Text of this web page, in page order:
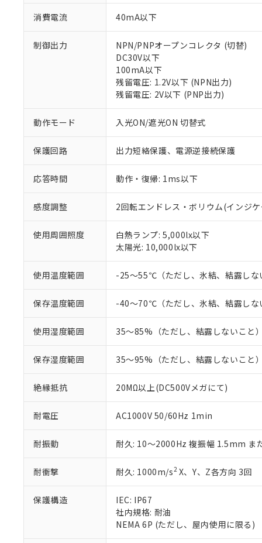
消費電流 40mA以下
制御出力
NPN/PNPオープンコレクタ (切替)
DC30V以下
100mA以下
残留電圧: 1.2V以下 (NPN出力)
残留電圧: 2V以下 (PNP出力)
動作モード 入光ON/遮光ON 切替式
保護回路 出力短絡保護、電源逆接続保護
応答時間 動作・復帰: 1ms以下
感度調整 2回転エンドレス・ボリウム(インジ
使用周囲照度
白熱ランプ: 5,000lx以下
太陽光: 10,000lx以下
使用温度範囲 -25～55℃（ただし、氷結、結露しな
保存温度範囲 -40～70℃（ただし、氷結、結露しな
使用湿度範囲 35～85%（ただし、結露しないこと）
保存湿度範囲 35～95%（ただし、結露しないこと）
絶縁抵抗 20MΩ以上(DC500Vメガにて)
耐電圧 AC1000V 50/60Hz 1min
耐振動 耐久: 10～2000Hz 複振幅 1.5mm ま
耐衝撃 耐久: 1000m/s2X、Y、Z各方向 3回
保護構造
IEC: IP67
社内規格: 耐油
NEMA 6P (ただし、屋内使用に限る)
ご利用条件
以下の条件をお読
くものです。
当社制御機
在庫状況お
のであり、
正式な納期
当社販売員に
在庫状況お
す。
マイパーツ
ている必要
お客様が当
※当社の共同
いる法人を
※1 対応状況
対応済み：EU
対応予定：EU
対応予定なし：
調査・確認中：
非該当品：ライセ
仕入先様の事情
*EU RoHS指令（10物質
鉛(Pb) 1000ppm以下、
六価クロム(Cr(Ⅵ))
フタル酸ビス(2-エチル
ル（DBP） 1000ppm
フタル酸エステル類の
※2 対応予定月
部品在庫の切り替
※3 非含有証明
下記の非含有証明
51物質の非含有証
※本証明書は発行
既に当社にて対
り割愛しておりま
※1 中国
「○」：最大均質
「×」：最大均質
「－」：未確認で
Cr(Ⅵ)(六価クロム) :
DEHP(フタル酸ビス(2-
※2 環境保護使
「10」：通常の使
味します。
「－」：未確認で
などの必要な
当社は規制
ます。
当社は貴社
置等に一切使
たしません。
記
号
説明
○ 一定数以
△ 一定数に
－
在庫な
白